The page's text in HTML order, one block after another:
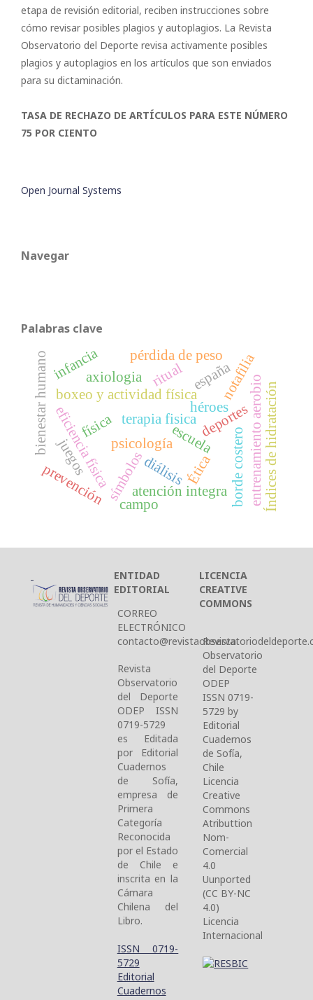
etapa de revisión editorial, reciben instrucciones sobre
cómo revisar posibles plagios y autoplagios. La Revista
Observatorio del Deporte revisa activamente posibles
plagios y autoplagios en los artículos que son enviados
para su dictaminación.
TASA DE RECHAZO DE ARTÍCULOS PARA ESTE NÚMERO
75 POR CIENTO
Open Journal Systems
Navegar
Palabras clave
psicología
terapia fisica
boxeo y actividad física
escueladeportesentrenamiento aerobioÍndices de hidratación
símbolos
héroes
ritual
borde costero
bienestar humano
diálisis
pérdida de peso
eficiencia física Ética
axiologia españa
atención integra
física
prevención campo
infancia notafilia
juegos
ENTIDAD
EDITORIAL
CORREO
ELECTRÓNICO
Revista
Observatorio
del Deporte
ODEP ISSN
0719-5729
es Editada
por Editorial
Cuadernos
de Sofía,
empresa de
Primera
Categoría
Reconocida
por el Estado
de Chile e
inscrita en la
Cámara
Chilena del
Libro.
ISSN 0719-
5729
Editorial
Cuadernos
LICENCIA
CREATIVE
COMMONS
Revista
Observatorio
del Deporte
ODEP
ISSN 0719-
5729 by
Editorial
Cuadernos
de Sofía,
Chile
Licencia
Creative
Commons
Atributtion
Nom-
Comercial
4.0
Uunported
(CC BY-NC
4.0)
Licencia
Internacional